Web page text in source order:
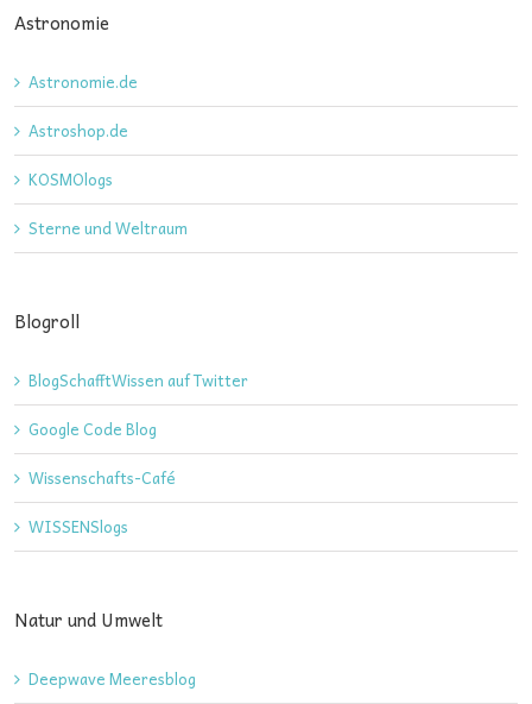
Astronomie
Astronomie.de
Astroshop.de
KOSMOlogs
Sterne und Weltraum
Blogroll
BlogSchafftWissen auf Twitter
Google Code Blog
Wissenschafts-Café
WISSENSlogs
Natur und Umwelt
Deepwave Meeresblog